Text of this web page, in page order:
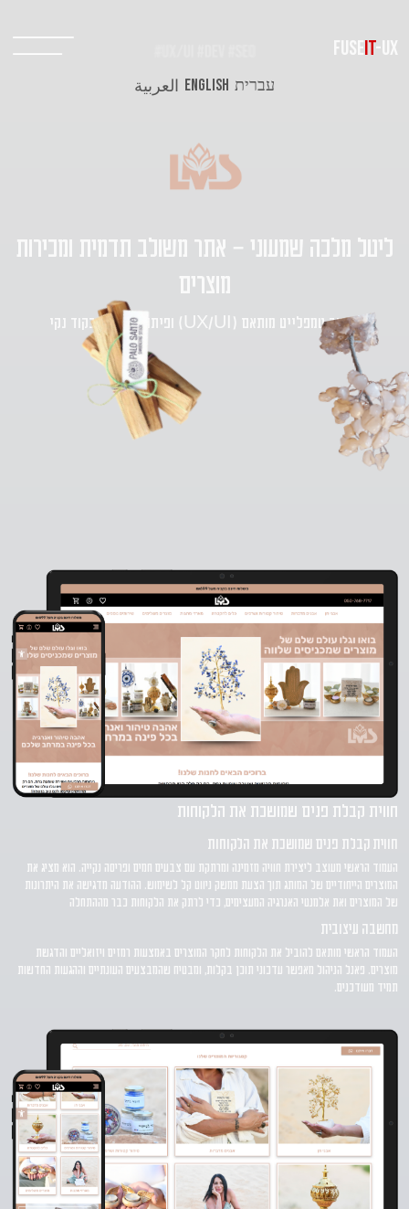
FUSEIT-UX
עברית ENGLISH العربية
ליטל מלכה שמעוני - אתר משולב תדמית ומכירות
מוצרים
עיצוב טמפלייט מותאם (UX/UI) ופיתוח מערכת בקוד נקי
חווית קבלת פנים שמושכת את הלקוחות
חווית קבלת פנים שמושכת את הלקוחות
העמוד הראשי מעוצב ליצירת חוויה מזמינה ומרתקת עם צבעים חמים ופריסה נקייה. הוא מציג את
המוצרים הייחודיים של המותג תוך הצעת ממשק ניווט קל לשימוש. ההודעה מדגישה את היתרונות
של המוצרים ואת אלמנטי האנרגיה המעצימים, כדי לרתק את הלקוחות כבר מההתחלה
מחשבה עיצובית
העמוד הראשי מותאם להוביל את הלקוחות לחקר המוצרים באמצעות רמזים ויזואליים והדגשת
מוצרים. פאנל הניהול מאפשר עדכוני תוכן בקלות, ומבטיח שהמבצעים העונתיים וההגעות החדשות
תמיד מעודכנים.